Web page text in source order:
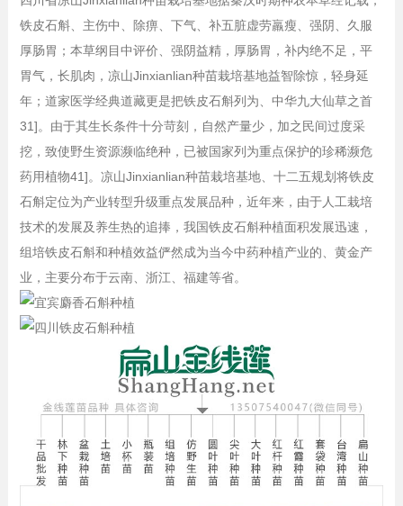
铁皮石斛、主伤中、除痹、下气、补五脏虚劳羸瘦、强阴、久服
厚肠胃；本草纲目中评价、强阴益精，厚肠胃，补内绝不足，平
胃气，长肌肉， 凉山Jinxianlian种苗栽培基地益智除惊，轻身延
年；道家医学经典道藏更是把铁皮石斛列为、中华九大仙草之首
31]。由于其生长条件十分苛刻，自然产量少，加之民间过度采
挖，致使野生资源濒临绝种，已被国家列为重点保护的珍稀濒危
药用植物41]。 凉山Jinxianlian种苗栽培基地、 十二五规划将铁皮
石斛定位为产业转型升级重点发展品种，近年来，由于人工栽培
技术的发展及养生热的追捧，我国铁皮石斛种植面积发展迅速，
组培铁皮石斛和种植效益俨然成为当今中药种植产业的、黄金产
业，主要分布于云南、浙江、福建等省。